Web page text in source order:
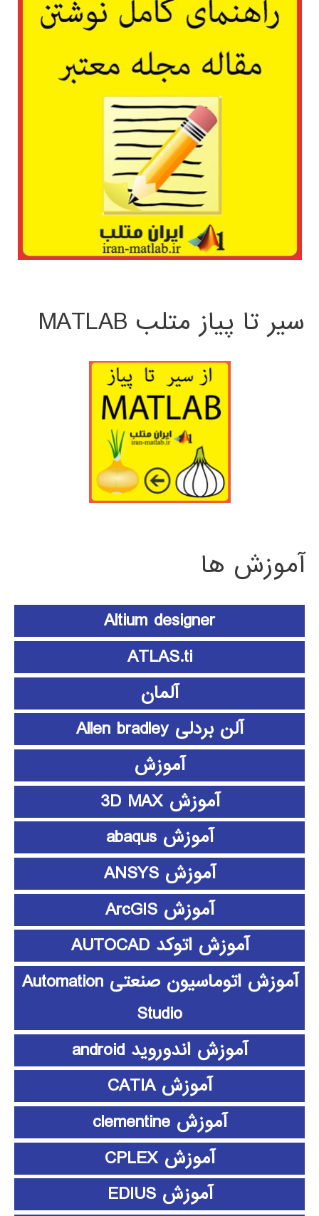
سیر تا پیاز متلب MATLAB
آموزش ها
Altium designer
ATLAS.ti
آلمان
آلن بردلی Allen bradley
آموزش
آموزش 3D MAX
آموزش abaqus
آموزش ANSYS
آموزش ArcGIS
آموزش اتوکد AUTOCAD
آموزش اتوماسیون صنعتی Automation
Studio
آموزش اندوروید android
آموزش CATIA
آموزش clementine
آموزش CPLEX
آموزش EDIUS